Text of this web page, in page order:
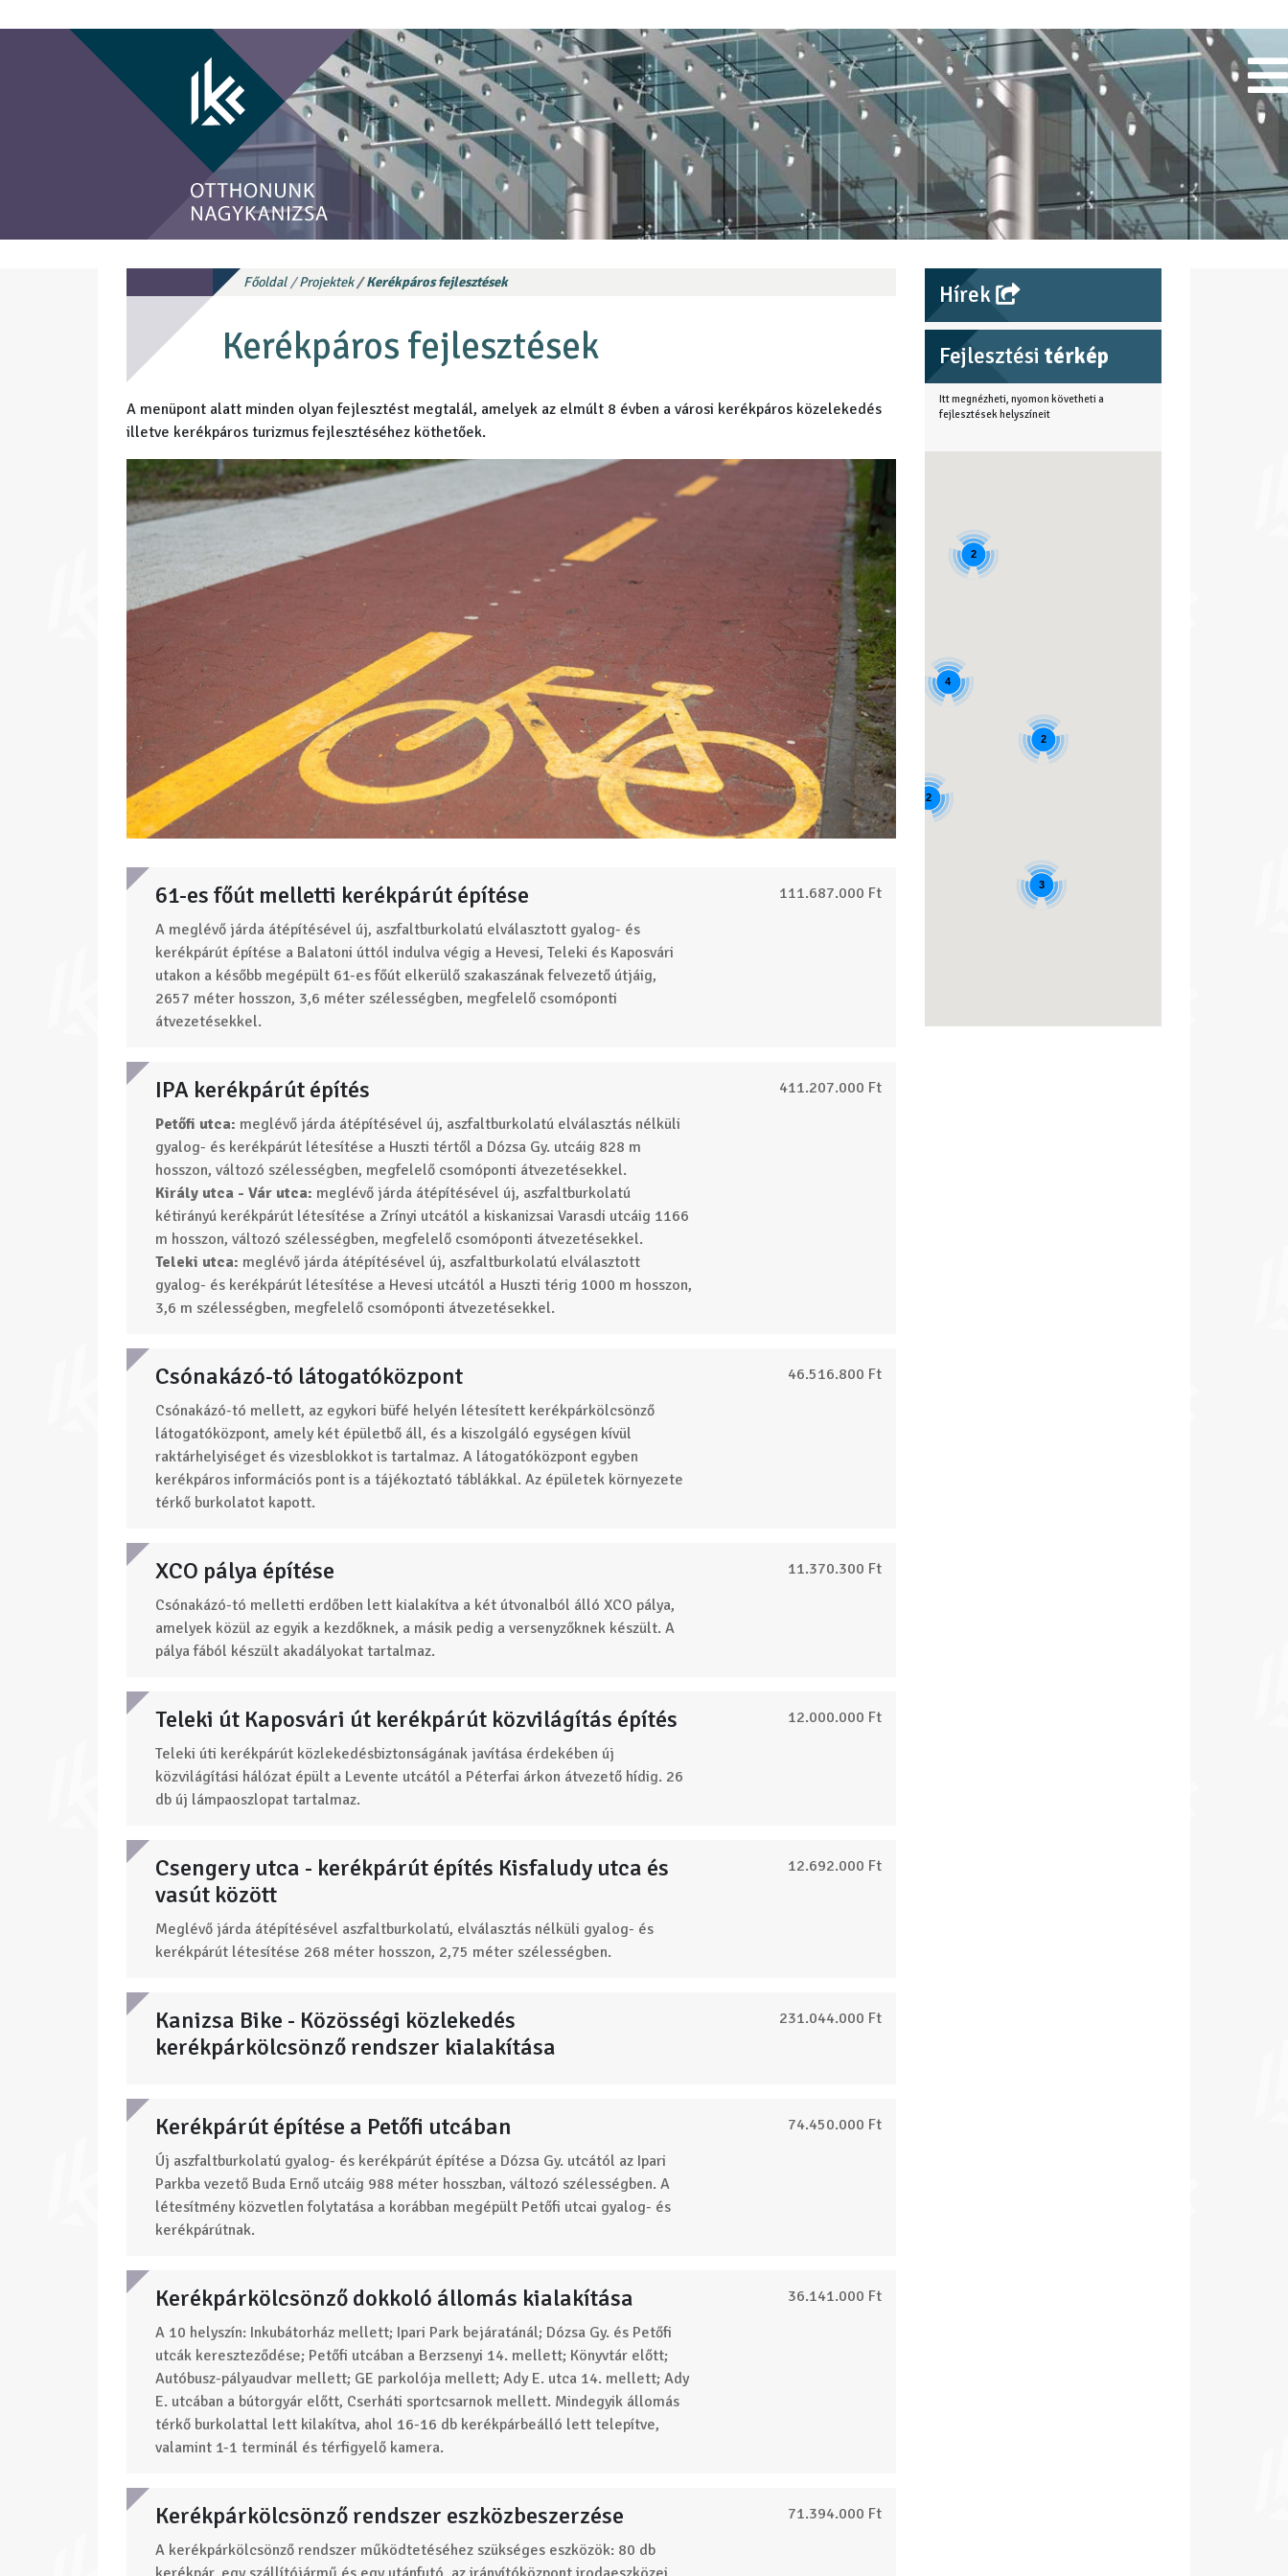
Főoldal Projektek Kerékpáros fejlesztések
Kerékpáros fejlesztések
A menüpont alatt minden olyan fejlesztést megtalál, amelyek az elmúlt 8 évben a városi kerékpáros közelekedés
illetve kerékpáros turizmus fejlesztéséhez köthetőek.
61-es főút melletti kerékpárút építése
A meglévő járda átépítésével új, aszfaltburkolatú elválasztott gyalog- és
kerékpárút építése a Balatoni úttól indulva végig a Hevesi, Teleki és Kaposvári
utakon a később megépült 61-es főút elkerülő szakaszának felvezető útjáig,
2657 méter hosszon, 3,6 méter szélességben, megfelelő csomóponti
átvezetésekkel.
111.687.000 Ft
IPA kerékpárút építés
Petőfi utca: meglévő járda átépítésével új, aszfaltburkolatú elválasztás nélküli
gyalog- és kerékpárút létesítése a Huszti tértől a Dózsa Gy. utcáig 828 m
hosszon, változó szélességben, megfelelő csomóponti átvezetésekkel.
Király utca - Vár utca: meglévő járda átépítésével új, aszfaltburkolatú
kétirányú kerékpárút létesítése a Zrínyi utcától a kiskanizsai Varasdi utcáig 1166
m hosszon, változó szélességben, megfelelő csomóponti átvezetésekkel.
Teleki utca: meglévő járda átépítésével új, aszfaltburkolatú elválasztott
gyalog- és kerékpárút létesítése a Hevesi utcától a Huszti térig 1000 m hosszon,
3,6 m szélességben, megfelelő csomóponti átvezetésekkel.
411.207.000 Ft
Csónakázó-tó látogatóközpont
Csónakázó-tó mellett, az egykori büfé helyén létesített kerékpárkölcsönző
látogatóközpont, amely két épületbő áll, és a kiszolgáló egységen kívül
raktárhelyiséget és vizesblokkot is tartalmaz. A látogatóközpont egyben
kerékpáros információs pont is a tájékoztató táblákkal. Az épületek környezete
térkő burkolatot kapott.
46.516.800 Ft
XCO pálya építése
Csónakázó-tó melletti erdőben lett kialakítva a két útvonalból álló XCO pálya,
amelyek közül az egyik a kezdőknek, a másik pedig a versenyzőknek készült. A
pálya fából készült akadályokat tartalmaz.
11.370.300 Ft
Teleki út Kaposvári út kerékpárút közvilágítás építés
Teleki úti kerékpárút közlekedésbiztonságának javítása érdekében új
közvilágítási hálózat épült a Levente utcától a Péterfai árkon átvezető hídig. 26
db új lámpaoszlopat tartalmaz.
12.000.000 Ft
Csengery utca - kerékpárút építés Kisfaludy utca és
vasút között
Meglévő járda átépítésével aszfaltburkolatú, elválasztás nélküli gyalog- és
kerékpárút létesítése 268 méter hosszon, 2,75 méter szélességben.
12.692.000 Ft
Kanizsa Bike - Közösségi közlekedés
kerékpárkölcsönző rendszer kialakítása
231.044.000 Ft
Kerékpárút építése a Petőfi utcában
Új aszfaltburkolatú gyalog- és kerékpárút építése a Dózsa Gy. utcától az Ipari
Parkba vezető Buda Ernő utcáig 988 méter hosszban, változó szélességben. A
létesítmény közvetlen folytatása a korábban megépült Petőfi utcai gyalog- és
kerékpárútnak.
74.450.000 Ft
Kerékpárkölcsönző dokkoló állomás kialakítása
A 10 helyszín: Inkubátorház mellett; Ipari Park bejáratánál; Dózsa Gy. és Petőfi
utcák kereszteződése; Petőfi utcában a Berzsenyi 14. mellett; Könyvtár előtt;
Autóbusz-pályaudvar mellett; GE parkolója mellett; Ady E. utca 14. mellett; Ady
E. utcában a bútorgyár előtt, Cserháti sportcsarnok mellett. Mindegyik állomás
térkő burkolattal lett kilakítva, ahol 16-16 db kerékpárbeálló lett telepítve,
valamint 1-1 terminál és térfigyelő kamera.
36.141.000 Ft
Kerékpárkölcsönző rendszer eszközbeszerzése
A kerékpárkölcsönző rendszer működtetéséhez szükséges eszközök: 80 db
71.394.000 Ft
Hírek
Fejlesztési térkép
Itt megnézheti, nyomon követheti a
fejlesztések helyszíneit
2
3
4
2
2